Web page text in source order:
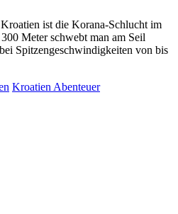
ist die Korana-Schlucht im
Meter schwebt man am Seil
Spitzengeschwindigkeiten von bis
Kroatien Abenteuer